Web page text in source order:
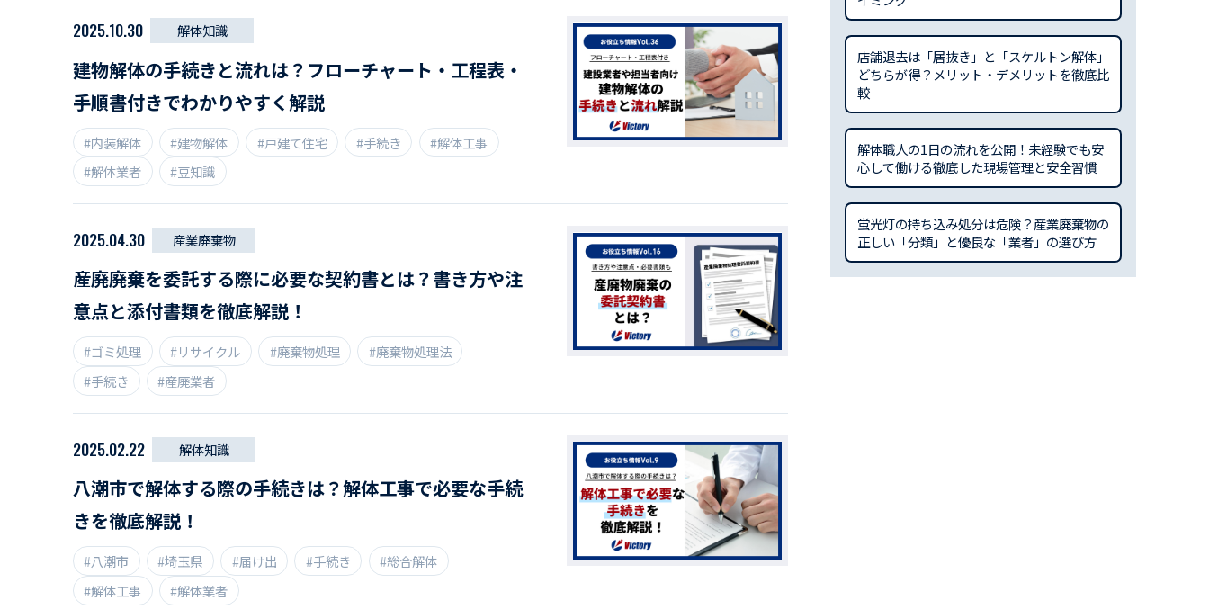
2025.10.30 解体知識
建物解体の手続きと流れは？フローチャート・工程表・
手順書付きでわかりやすく解説
#内装解体 #建物解体 #戸建て住宅 #手続き
#解体工事
#解体業者
#豆知識
2025.04.30 産業廃棄物
産廃廃棄を委託する際に必要な契約書とは？書き方や注
意点と添付書類を徹底解説！
#ゴミ処理 #リサイクル #廃棄物処理
#廃棄物処理法
#手続き
#産廃業者
2025.02.22 解体知識
八潮市で解体する際の手続きは？解体工事で必要な手続
きを徹底解説！
#八潮市 #埼玉県 #届け出 #手続き
#総合解体
#解体工事
#解体業者
店舗退去は「居抜き」と「スケルトン解体」
どちらが得？メリット・デメリットを徹底比
較
解体職人の1日の流れを公開！未経験でも安
心して働ける徹底した現場管理と安全習慣
蛍光灯の持ち込み処分は危険？産業廃棄物の
正しい「分類」と優良な「業者」の選び方